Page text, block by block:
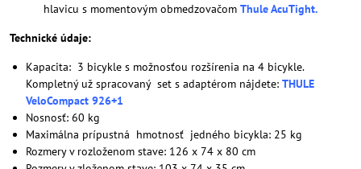
hlavicu s momentovým obmedzovačom Thule AcuTight.
Technické údaje:
Kapacita: 3 bicykle s možnosťou rozšírenia na 4 bicykle.
Kompletný už spracovaný set s adaptérom nájdete: THULE
VeloCompact 926+1
Nosnosť: 60 kg
Maximálna prípustná hmotnosť jedného bicykla: 25 kg
Rozmery v rozloženom stave: 126 x 74 x 80 cm